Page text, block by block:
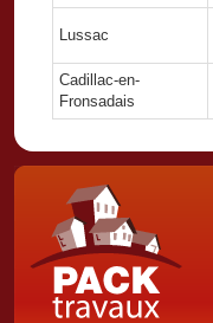
Lussac
Cadillac-en-
Fronsadais